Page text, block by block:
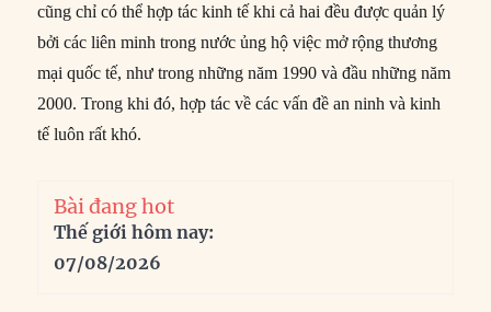
cũng chỉ có thể hợp tác kinh tế khi cả hai đều được quản lý
bởi các liên minh trong nước ủng hộ việc mở rộng thương
mại quốc tế, như trong những năm 1990 và đầu những năm
2000. Trong khi đó, hợp tác về các vấn đề an ninh và kinh
tế luôn rất khó.
Bài đang hot
Thế giới hôm nay:
07/08/2026